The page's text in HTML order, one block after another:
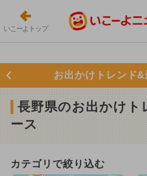
いこーよトップ
お出かけトレンド
長野県のお出かけト
ース
カテゴリで絞り込む